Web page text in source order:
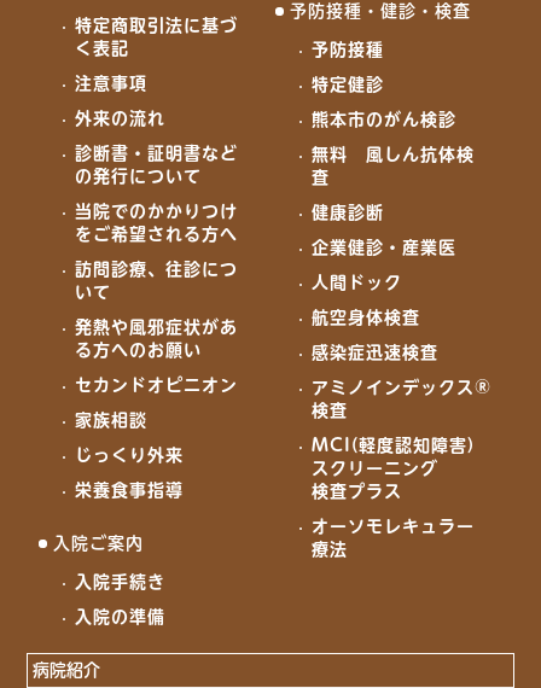
特定商取引法に基づ
く表記
注意事項
外来の流れ
診断書・証明書など
の発行について
当院でのかかりつけ
をご希望される方へ
訪問診療、往診につ
いて
発熱や風邪症状があ
る方へのお願い
セカンドオピニオン
家族相談
じっくり外来
栄養食事指導
入院ご案内
入院手続き
入院の準備
予防接種・健診・検査
予防接種
特定健診
熊本市のがん検診
無料 風しん抗体検
査
健康診断
企業健診・産業医
人間ドック
航空身体検査
感染症迅速検査
アミノインデックス®
検査
MCI(軽度認知障害)
スクリーニング
検査プラス
オーソモレキュラー
療法
病院紹介